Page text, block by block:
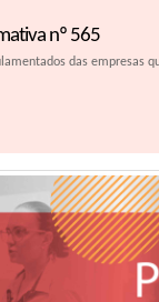
nº 565
das empresas